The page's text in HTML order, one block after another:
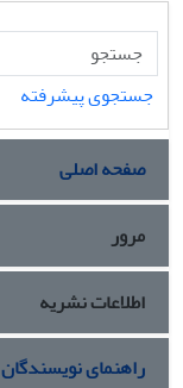
جستجوی پیشرفته
صفحه اصلی
مرور
اطلاعات نشریه
راهنمای نویسندگان